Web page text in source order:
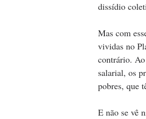
dissídio
Mas com
vividas no
contrário.
salarial, os
pobres, que
E não se vê